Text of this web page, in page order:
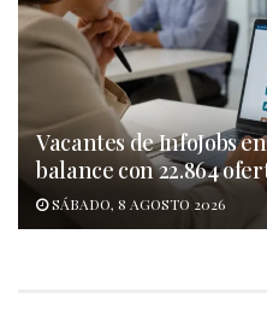
Vacantes de InfoJobs
balance con 22.864
SÁBADO, 8 AGOSTO 2026